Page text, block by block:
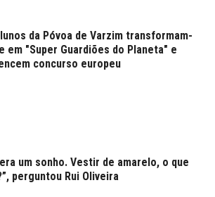
da Póvoa de Varzim transformam-
em "Super Guardiões do Planeta" e
concurso europeu
um sonho. Vestir de amarelo, o que
perguntou Rui Oliveira